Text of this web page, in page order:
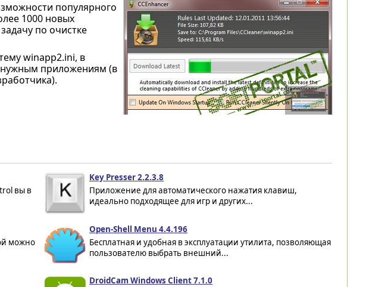
популярного
1000 новых
по очистке
winapp2.ini, в
нужным приложениям (в
вы в
Key Presser 2.2.3.8
Приложение для автоматического нажатия клавиш,
идеально подходящее для игр и других...
можно
Open-Shell Menu 4.4.196
Бесплатная и удобная в эксплуатации утилита, позволяющая
пользователю выбрать внешний...
DroidCam Windows Client 7.1.0